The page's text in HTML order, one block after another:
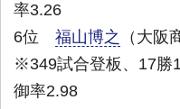
率3.26
6位 福山博之
（大阪
※349試合登板、17勝
御率2.98